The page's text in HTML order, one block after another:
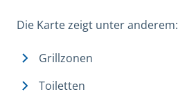
Die Karte zeigt unter anderem:
Grillzonen
Toiletten